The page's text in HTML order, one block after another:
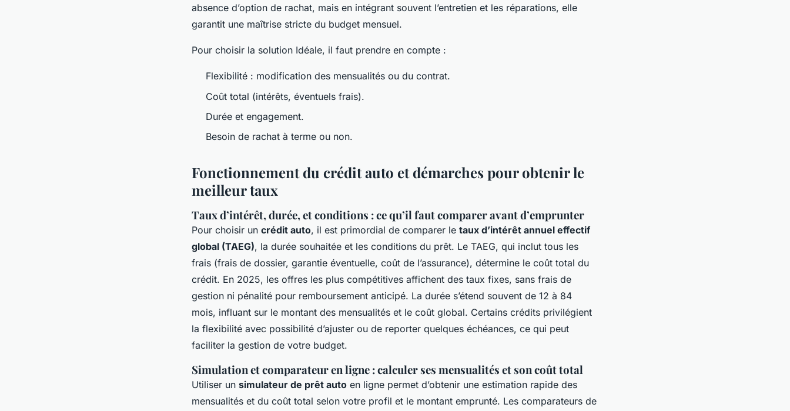
absence d’option de rachat, mais en intégrant souvent l’entretien et les réparations, elle
garantit une maîtrise stricte du budget mensuel.
Pour choisir la solution Idéale, il faut prendre en compte :
Flexibilité : modification des mensualités ou du contrat.
Coût total (intérêts, éventuels frais).
Durée et engagement.
Besoin de rachat à terme ou non.
Fonctionnement du crédit auto et démarches pour obtenir le
meilleur taux
Taux d’intérêt, durée, et conditions : ce qu’il faut comparer avant d’emprunter
Pour choisir un crédit auto, il est primordial de comparer le taux d’intérêt annuel effectif
global (TAEG), la durée souhaitée et les conditions du prêt. Le TAEG, qui inclut tous les
frais (frais de dossier, garantie éventuelle, coût de l’assurance), détermine le coût total du
crédit. En 2025, les offres les plus compétitives affichent des taux fixes, sans frais de
gestion ni pénalité pour remboursement anticipé. La durée s’étend souvent de 12 à 84
mois, influant sur le montant des mensualités et le coût global. Certains crédits privilégient
la flexibilité avec possibilité d’ajuster ou de reporter quelques échéances, ce qui peut
faciliter la gestion de votre budget.
Simulation et comparateur en ligne : calculer ses mensualités et son coût total
Utiliser un simulateur de prêt auto en ligne permet d’obtenir une estimation rapide des
mensualités et du coût total selon votre profil et le montant emprunté. Les comparateurs de